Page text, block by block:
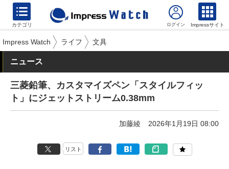
カテゴリ Impressサイト
Impress Watch ライフ 文具
ニュース
三菱鉛筆、カスタマイズペン「スタイルフィッ
ト」にジェットストリーム0.38mm
加藤綾 2026年1月19日 08:00
リスト